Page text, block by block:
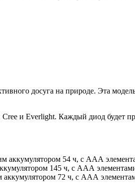
досуга на природе. Эта
и Everlight. Каждый диод будет
аккумулятором 54 ч, с ААА
145 ч, с ААА
аккумулятором 72 ч, с ААА